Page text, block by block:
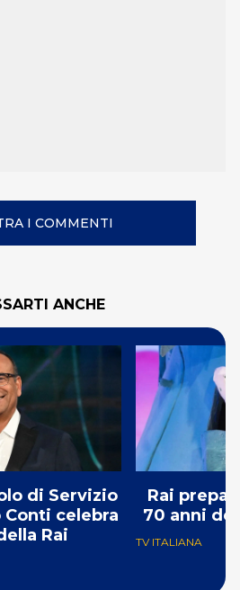
I COMMENTI
ANCHE
di Servizio
Conti celebra
Rai
Rai
70 anni
TV ITALIANA